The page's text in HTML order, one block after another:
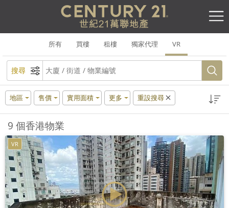
所有 買樓 租樓 獨家代理 VR
搜尋
地區 售價 實用面積 更多 重設搜尋
9 個香港物業
VR